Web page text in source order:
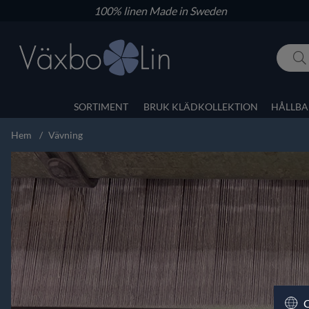
100% linenMade in Sweden
SORTIMENT BRUK KLÄDKOLLEKTION
Hem Vävning